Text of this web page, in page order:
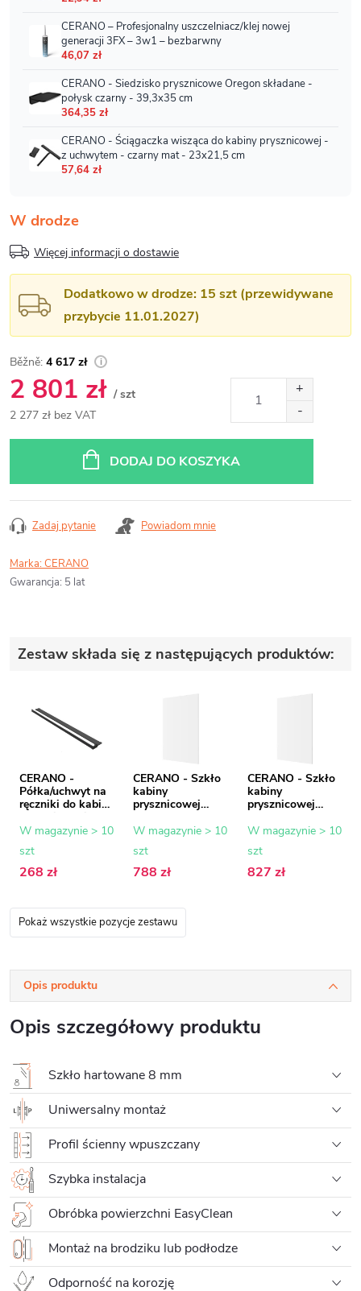
W drodze
Więcej informacji o dostawie
Dodatkowo w drodze: 15 szt (przewidywane
przybycie 11.01.2027)
4 617 zł
2 801 zł / szt
2 277 zł bez VAT
DODAJ DO KOSZYKA
Zadaj pytanie Powiadom mnie
Marka:CERANO
Gwarancja: 5 lat
Zestaw składa się z następujących produktów:
CERANO -
Półka/uchwyt na
ręczniki do kabiny
walk-in - 8-10
- 30 do 160 cm
W magazynie > 10
szt
268 zł
CERANO - Szkło
kabiny
prysznicowej
szkło
130x200 cm
W magazynie > 10
szt
788 zł
CERANO - Szkło
kabiny
prysznicowej
szkło
140x200 cm
W magazynie > 10
szt
827 zł
Pokaż wszystkie pozycje zestawu
Opis produktu
Opis szczegółowy produktu
Szkło hartowane 8 mm
Uniwersalny montaż
Profil ścienny wpuszczany
Szybka instalacja
Obróbka powierzchni EasyClean
Montaż na brodziku lub podłodze
Odporność na korozję